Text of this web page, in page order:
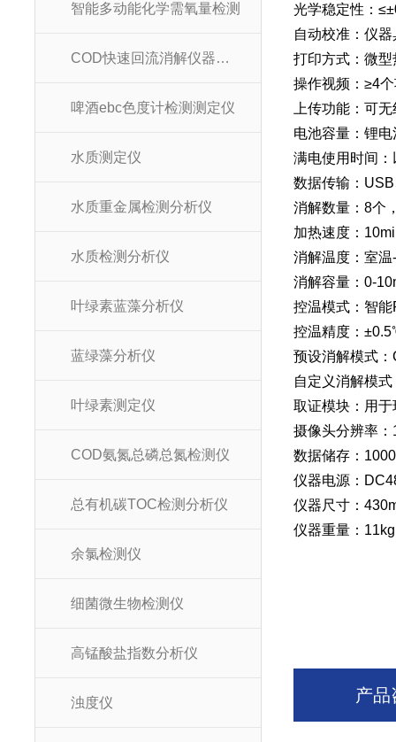
智能多动能化学需氧量检测
COD快速回流消解仪器装置
啤酒ebc色度计检测测定仪
水质测定仪
水质重金属检测分析仪
水质检测分析仪
叶绿素蓝藻分析仪
蓝绿藻分析仪
叶绿素测定仪
COD氨氮总磷总氮检测仪
总有机碳TOC检测分析仪
余氯检测仪
细菌微生物检测仪
高锰酸盐指数分析仪
浊度仪
光学稳定性：
自动校准：仪
打印方式：微
操作视频：≥4
上传功能：可
电池容量：锂
满电使用时间
数据传输：
消解数量：8个
加热速度：
消解温度：室
消解容量：0-
控温模式：智
控温精度：
预设消解模式
自定义消解模
取证模块：用
摄像头分辨率
数据储存：
仪器电源：
仪器尺寸：
仪器重量：
产品